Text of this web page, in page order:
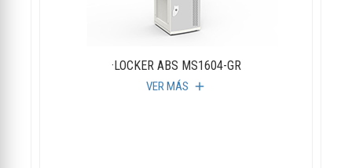
·LOCKER ABS MS1604-GR
VER MÁS add